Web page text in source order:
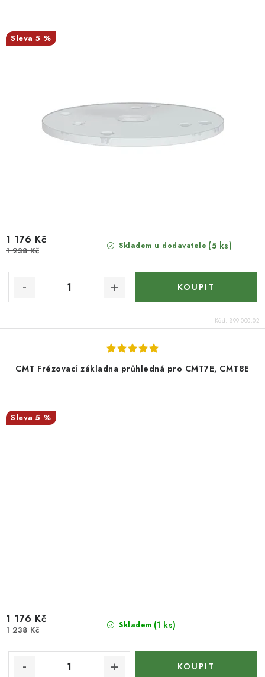
5 %
Skladem u dodavatele (5 ks)
1 176 Kč
1 238 Kč
Kód: 899.000.02
CMT Frézovací základna průhledná pro CMT7E, CMT8E
5 %
Skladem (1 ks)
1 176 Kč
1 238 Kč